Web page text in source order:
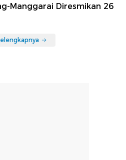
Manggarai Diresmikan 26